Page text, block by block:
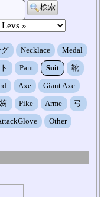
検索
Necklace
Medal
Pant Suit
靴
Axe
Giant Axe
笏 Pike Arme
弓
Other